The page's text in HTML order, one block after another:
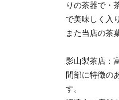
りの茶器で・
で美味しく入
また当店の茶
影山製茶店：
間部に特徴の
す。